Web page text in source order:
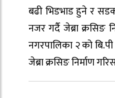
बढी भिडभाड हुने र
नजर गर्दै जेब्रा
नगरपालिका २ को
जेब्रा क्रसिङ निर्माण